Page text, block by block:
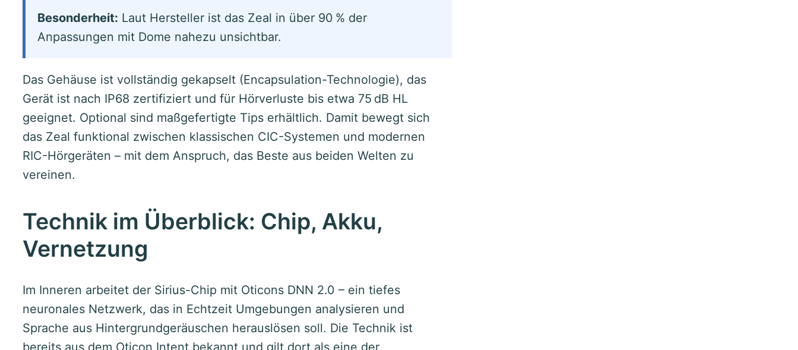
Besonderheit: Laut Hersteller ist das Zeal in über 90 % der
Anpassungen mit Dome nahezu unsichtbar.
Das Gehäuse ist vollständig gekapselt (Encapsulation-Technologie), das
Gerät ist nach IP68 zertifiziert und für Hörverluste bis etwa 75 dB HL
geeignet. Optional sind maßgefertigte Tips erhältlich. Damit bewegt sich
das Zeal funktional zwischen klassischen CIC-Systemen und modernen
RIC-Hörgeräten – mit dem Anspruch, das Beste aus beiden Welten zu
vereinen.
Technik im Überblick: Chip, Akku,
Vernetzung
Im Inneren arbeitet der Sirius-Chip mit Oticons DNN 2.0 – ein tiefes
neuronales Netzwerk, das in Echtzeit Umgebungen analysieren und
Sprache aus Hintergrundgeräuschen herauslösen soll. Die Technik ist
bereits aus dem Oticon Intent bekannt und gilt dort als eine der